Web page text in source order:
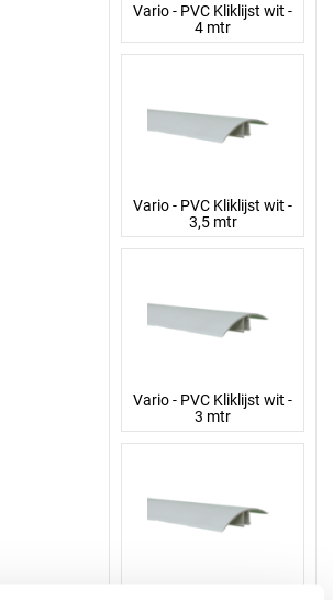
Vario - PVC Kliklijst wit -
4 mtr
Vario - PVC Kliklijst wit -
3,5 mtr
Vario - PVC Kliklijst wit -
3 mtr